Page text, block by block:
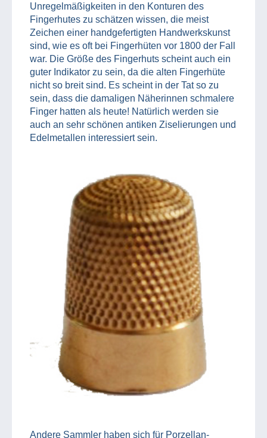
Unregelmäßigkeiten in den Konturen des
Fingerhutes zu schätzen wissen, die meist
Zeichen einer handgefertigten Handwerkskunst
sind, wie es oft bei Fingerhüten vor 1800 der Fall
war. Die Größe des Fingerhuts scheint auch ein
guter Indikator zu sein, da die alten Fingerhüte
nicht so breit sind. Es scheint in der Tat so zu
sein, dass die damaligen Näherinnen schmalere
Finger hatten als heute! Natürlich werden sie
auch an sehr schönen antiken Ziselierungen und
Edelmetallen interessiert sein.
Andere Sammler haben sich für Porzellan-